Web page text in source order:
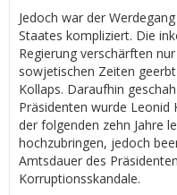
Jedoch war der
Staates kompliziert. Die
Regierung verschärften
sowjetischen Zeiten
Kollaps. Daraufhin
Präsidenten wurde Leonid
der folgenden zehn Jahre
hochzubringen, jedoch
Amtsdauer des
Korruptionsskandale.